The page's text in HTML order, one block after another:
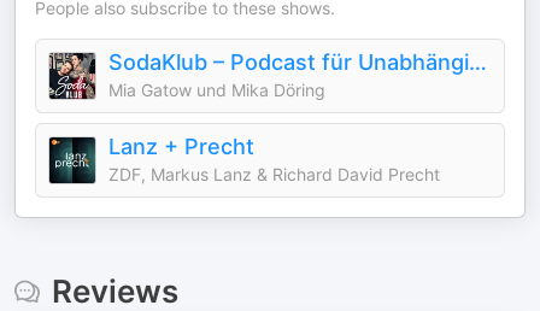
People also subscribe to these shows.
SodaKlub – Podcast für Unabhängigkeit
Mia Gatow und Mika Döring
Lanz + Precht
ZDF, Markus Lanz & Richard David Precht
Reviews